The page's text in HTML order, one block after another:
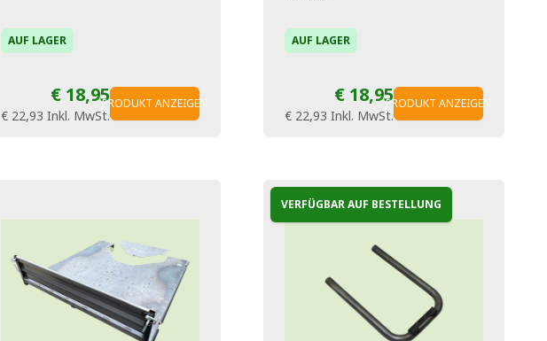
AUF LAGER
€ 18,95
€ 22,93 Inkl. MwSt.
PRODUKT ANZEIGEN
AUF LAGER
€ 18,95
€ 22,93 Inkl. MwSt.
PRODUKT ANZEIGEN
VERFÜGBAR AUF BESTELLUNG